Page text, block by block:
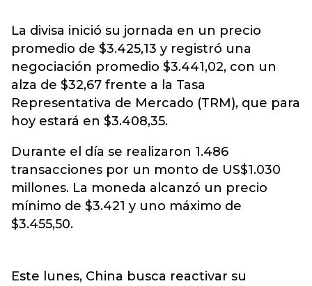
La divisa inició su jornada en un precio
promedio de $3.425,13 y registró una
negociación promedio $3.441,02, con un
alza de $32,67 frente a la Tasa
Representativa de Mercado (TRM), que para
hoy estará en $3.408,35.
Durante el día se realizaron 1.486
transacciones por un monto de US$1.030
millones. La moneda alcanzó un precio
mínimo de $3.421 y uno máximo de
$3.455,50.
Este lunes, China busca reactivar su